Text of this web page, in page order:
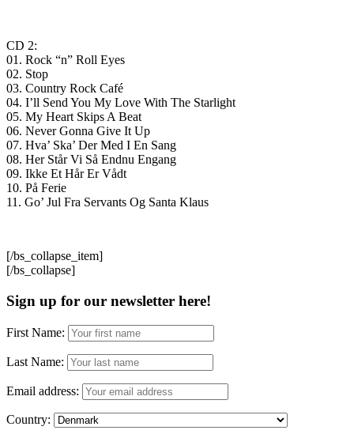
CD 2:
01. Rock “n” Roll Eyes
02. Stop
03. Country Rock Café
04. I’ll Send You My Love With The Starlight
05. My Heart Skips A Beat
06. Never Gonna Give It Up
07. Hva’ Ska’ Der Med I En Sang
08. Her Står Vi Så Endnu Engang
09. Ikke Et Hår Er Vådt
10. På Ferie
11. Go’ Jul Fra Servants Og Santa Klaus
[/bs_collapse_item]
[/bs_collapse]
Sign up for our newsletter here!
First Name:
Last Name:
Email address:
Country: